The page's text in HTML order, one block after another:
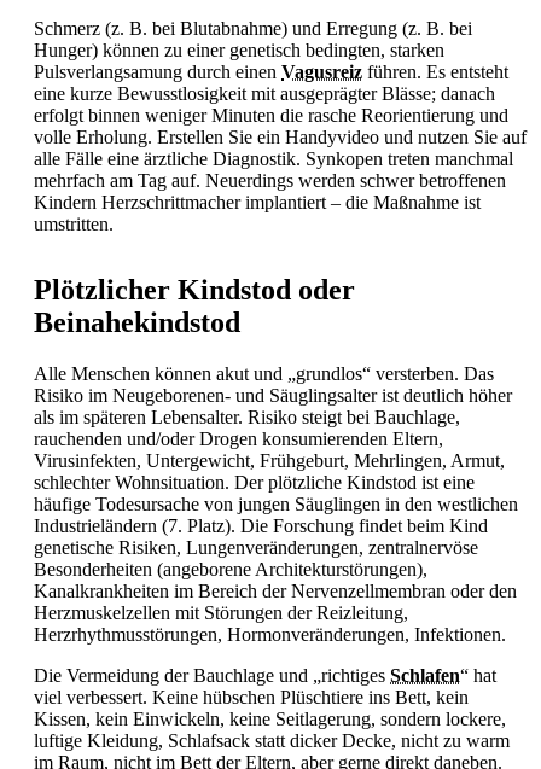
Schmerz (z. B. bei Blutabnahme) und Erregung (z. B. bei
Hunger) können zu einer genetisch bedingten, starken
Pulsverlangsamung durch einen Vagusreiz führen. Es entsteht
eine kurze Bewusstlosigkeit mit ausgeprägter Blässe; danach
erfolgt binnen weniger Minuten die rasche Reorientierung und
volle Erholung. Erstellen Sie ein Handyvideo und nutzen Sie auf
alle Fälle eine ärztliche Diagnostik. Synkopen treten manchmal
mehrfach am Tag auf. Neuerdings werden schwer betroffenen
Kindern Herzschrittmacher implantiert – die Maßnahme ist
umstritten.
Plötzlicher Kindstod oder
Beinahekindstod
Alle Menschen können akut und „grundlos“ versterben. Das
Risiko im Neugeborenen- und Säuglingsalter ist deutlich höher
als im späteren Lebensalter. Risiko steigt bei Bauchlage,
rauchenden und/oder Drogen konsumierenden Eltern,
Virusinfekten, Untergewicht, Frühgeburt, Mehrlingen, Armut,
schlechter Wohnsituation. Der plötzliche Kindstod ist eine
häufige Todesursache von jungen Säuglingen in den westlichen
Industrieländern (7. Platz). Die Forschung findet beim Kind
genetische Risiken, Lungenveränderungen, zentralnervöse
Besonderheiten (angeborene Architekturstörungen),
Kanalkrankheiten im Bereich der Nervenzellmembran oder den
Herzmuskelzellen mit Störungen der Reizleitung,
Herzrhythmusstörungen, Hormonveränderungen, Infektionen.
Die Vermeidung der Bauchlage und „richtiges Schlafen“ hat
viel verbessert. Keine hübschen Plüschtiere ins Bett, kein
Kissen, kein Einwickeln, keine Seitlagerung, sondern lockere,
luftige Kleidung, Schlafsack statt dicker Decke, nicht zu warm
im Raum, nicht im Bett der Eltern, aber gerne direkt daneben.